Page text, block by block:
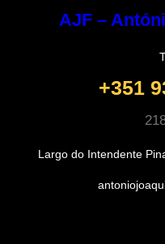
AJF –
+351
Largo do Intendente